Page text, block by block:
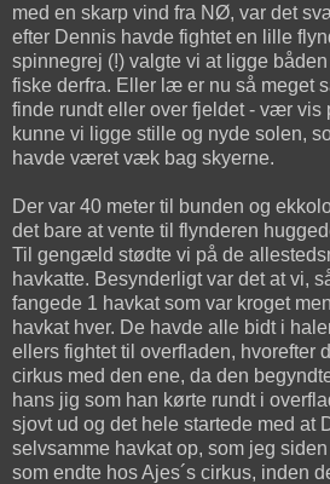
med en skarp vind fra NØ, var det
efter Dennis havde fightet en lille
spinnegrej (!) valgte vi at ligge
fiske derfra. Eller læ er nu så meget
finde rundt eller over fjeldet - vær vis
kunne vi ligge stille og nyde solen,
havde været væk bag skyerne.
Der var 40 meter til bunden og
det bare at vente til flynderen
Til gengæld stødte vi på de
havkatte. Besynderligt var det at vi,
fangede 1 havkat som var kroget
havkat hver. De havde alle bidt i
ellers fightet til overfladen, hvorefter
cirkus med den ene, da den
hans jig som han kørte rundt i
sjovt ud og det hele startede med at
selvsamme havkat op, som jeg
som endte hos Ajes´s cirkus, inden